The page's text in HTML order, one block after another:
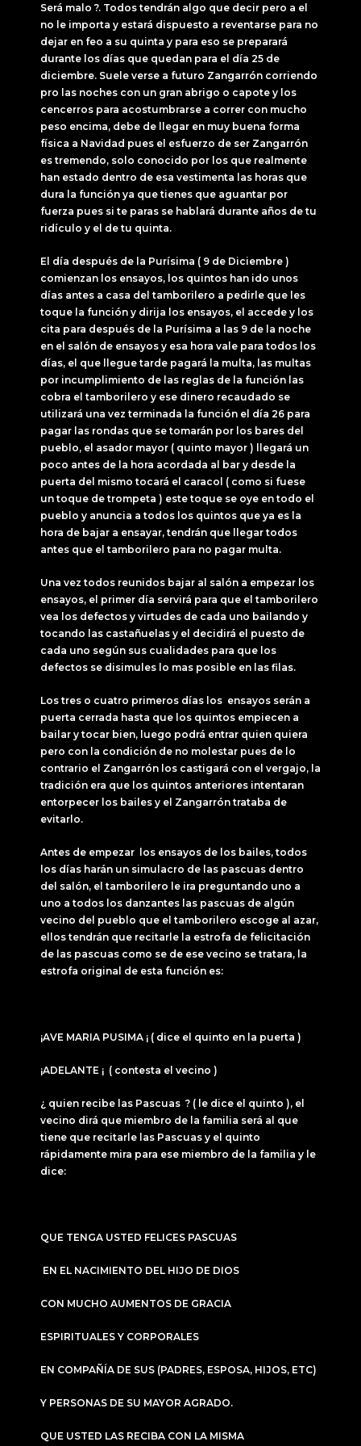
Será malo ?. Todos tendrán algo que decir pero a el
no le importa y estará dispuesto a reventarse para no
dejar en feo a su quinta y para eso se preparará
durante los días que quedan para el día 25 de
diciembre. Suele verse a futuro Zangarrón corriendo
pro las noches con un gran abrigo o capote y los
cencerros para acostumbrarse a correr con mucho
peso encima, debe de llegar en muy buena forma
física a Navidad pues el esfuerzo de ser Zangarrón
es tremendo, solo conocido por los que realmente
han estado dentro de esa vestimenta las horas que
dura la función ya que tienes que aguantar por
fuerza pues si te paras se hablará durante años de tu
ridículo y el de tu quinta.
El día después de la Purísima ( 9 de Diciembre )
comienzan los ensayos, los quintos han ido unos
días antes a casa del tamborilero a pedirle que les
toque la función y dirija los ensayos, el accede y los
cita para después de la Purísima a las 9 de la noche
en el salón de ensayos y esa hora vale para todos los
días, el que llegue tarde pagará la multa, las multas
por incumplimiento de las reglas de la función las
cobra el tamborilero y ese dinero recaudado se
utilizará una vez terminada la función el día 26 para
pagar las rondas que se tomarán por los bares del
pueblo, el asador mayor ( quinto mayor ) llegará un
poco antes de la hora acordada al bar y desde la
puerta del mismo tocará el caracol ( como si fuese
un toque de trompeta ) este toque se oye en todo el
pueblo y anuncia a todos los quintos que ya es la
hora de bajar a ensayar, tendrán que llegar todos
antes que el tamborilero para no pagar multa.
Una vez todos reunidos bajar al salón a empezar los
ensayos, el primer día servirá para que el tamborilero
vea los defectos y virtudes de cada uno bailando y
tocando las castañuelas y el decidirá el puesto de
cada uno según sus cualidades para que los
defectos se disimules lo mas posible en las filas.
Los tres o cuatro primeros días los ensayos serán a
puerta cerrada hasta que los quintos empiecen a
bailar y tocar bien, luego podrá entrar quien quiera
pero con la condición de no molestar pues de lo
contrario el Zangarrón los castigará con el vergajo, la
tradición era que los quintos anteriores intentaran
entorpecer los bailes y el Zangarrón trataba de
evitarlo.
Antes de empezar los ensayos de los bailes, todos
los días harán un simulacro de las pascuas dentro
del salón, el tamborilero le ira preguntando uno a
uno a todos los danzantes las pascuas de algún
vecino del pueblo que el tamborilero escoge al azar,
ellos tendrán que recitarle la estrofa de felicitación
de las pascuas como se de ese vecino se tratara, la
estrofa original de esta función es:
¡AVE MARIA PUSIMA ¡ ( dice el quinto en la puerta )
¡ADELANTE ¡ ( contesta el vecino )
¿ quien recibe las Pascuas ? ( le dice el quinto ), el
vecino dirá que miembro de la familia será al que
tiene que recitarle las Pascuas y el quinto
rápidamente mira para ese miembro de la familia y le
dice:
QUE TENGA USTED FELICES PASCUAS
EN EL NACIMIENTO DEL HIJO DE DIOS
CON MUCHO AUMENTOS DE GRACIA
ESPIRITUALES Y CORPORALES
EN COMPAÑÍA DE SUS (PADRES, ESPOSA, HIJOS, ETC)
Y PERSONAS DE SU MAYOR AGRADO.
QUE USTED LAS RECIBA CON LA MISMA